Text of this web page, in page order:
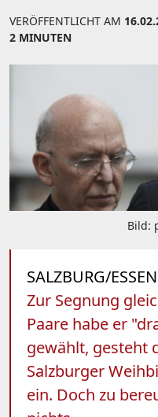
VERÖFFENTLICHT AM
2 MINUTEN
Bild:
SALZBURG/ESSEN
Zur Segnung
Paare habe er
gewählt, gesteht
Salzburger
ein. Doch zu